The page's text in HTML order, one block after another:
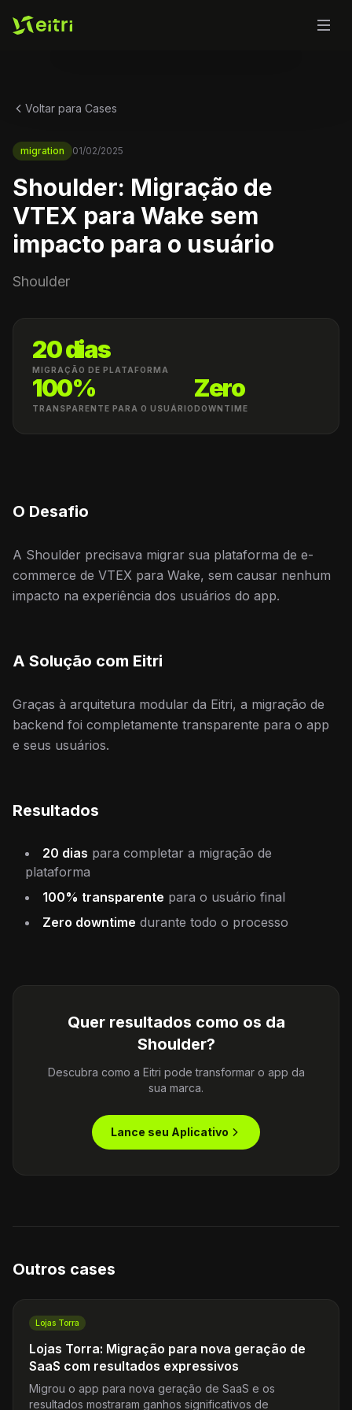
Voltar para Cases
migration 01/02/2025
Shoulder: Migração de
VTEX para Wake sem
impacto para o usuário
Shoulder
20 dias
MIGRAÇÃO DE PLATAFORMA
100%
TRANSPARENTE PARA O USUÁRIO
Zero
DOWNTIME
O Desafio
A Shoulder precisava migrar sua plataforma de e-
commerce de VTEX para Wake, sem causar nenhum
impacto na experiência dos usuários do app.
A Solução com Eitri
Graças à arquitetura modular da Eitri, a migração de
backend foi completamente transparente para o app
e seus usuários.
Resultados
20 dias para completar a migração de
plataforma
100% transparente para o usuário final
Zero downtime durante todo o processo
Quer resultados como os da
Shoulder?
Descubra como a Eitri pode transformar o app da
sua marca.
Lance seu Aplicativo
Outros cases
Lojas Torra
Lojas Torra: Migração para nova geração de
SaaS com resultados expressivos
Migrou o app para nova geração de SaaS e os
resultados mostraram ganhos significativos de